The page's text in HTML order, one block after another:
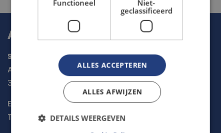
Adres & Contact
Stichting De Noordzee
Arthur van Schendelstraat 600
3511 MJ
Utrecht
E-mail:
meetmee@noordzee.nl
Tel:
030 234 0016
Functioneel
Niet-
geclassificeerd
ALLES ACCEPTEREN
ALLES AFWIJZEN
DETAILS WEERGEVEN